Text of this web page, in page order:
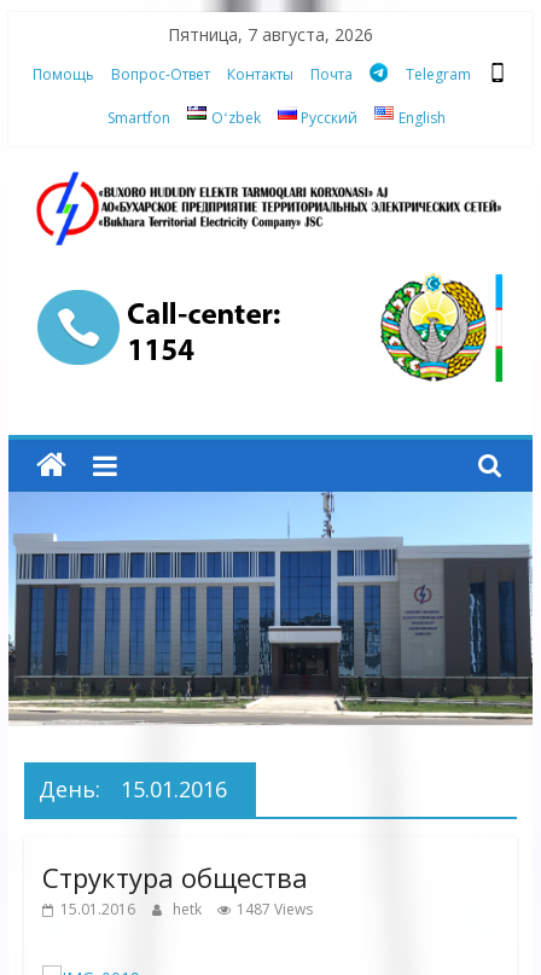
content
Пятница, 7 августа, 2026
Помощь Вопрос-Ответ Контакты Почта Telegram
Smartfon Oʻzbek Русский English
АО
"Бухарское
Предприятие
Территориальных
Электрических
сетей"
АО
"Бухарское
Электрических
День: 15.01.2016
Структура общества
15.01.2016 hetk 1487 Views